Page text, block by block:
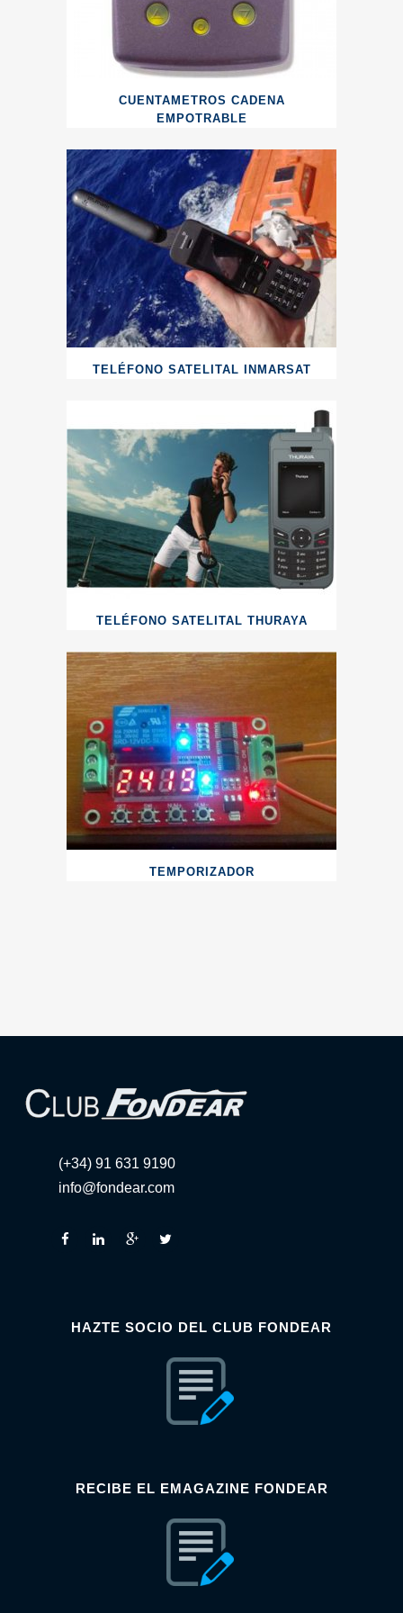
CUENTAMETROS CADENA
EMPOTRABLE
TELÉFONO SATELITAL INMARSAT
TELÉFONO SATELITAL THURAYA
TEMPORIZADOR
(+34) 91 631 9190
info@fondear.com
HAZTE SOCIO DEL CLUB FONDEAR
RECIBE EL EMAGAZINE FONDEAR